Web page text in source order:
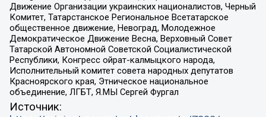
Движение Организации украинских националистов, Черный
Комитет, Татарстанское Региональное Всетатарское
общественное движение, Невоград, Молодежное
Демократическое Движение Весна, Верховный Совет
Татарской Автономной Советской Социалистической
Республики, Конгресс ойрат-калмыцкого народа,
Исполнительный комитет совета народных депутатов
Красноярского края, Этническое национальное
объединение, ЛГБТ, Я.МЫ Сергей Фургал
Источник: